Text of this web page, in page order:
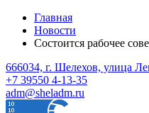
Главная
Новости
Состоится рабочее
666034, г. Шелехов, улица
+7 39550 4-13-35
adm@sheladm.ru